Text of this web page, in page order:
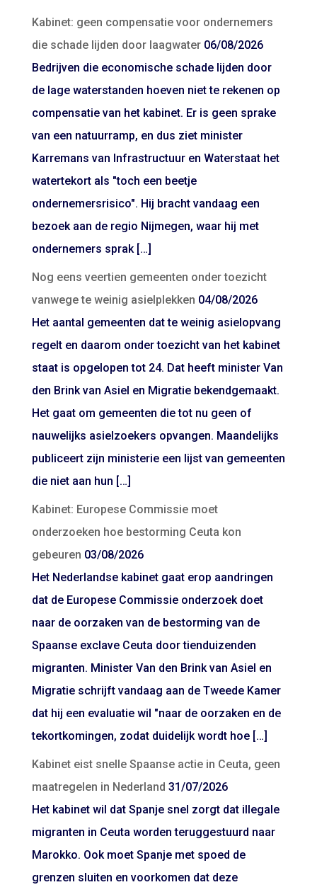
Kabinet: geen compensatie voor ondernemers
die schade lijden door laagwater 06/08/2026
Bedrijven die economische schade lijden door
de lage waterstanden hoeven niet te rekenen op
compensatie van het kabinet. Er is geen sprake
van een natuurramp, en dus ziet minister
Karremans van Infrastructuur en Waterstaat het
watertekort als "toch een beetje
ondernemersrisico". Hij bracht vandaag een
bezoek aan de regio Nijmegen, waar hij met
ondernemers sprak […]
Nog eens veertien gemeenten onder toezicht
vanwege te weinig asielplekken 04/08/2026
Het aantal gemeenten dat te weinig asielopvang
regelt en daarom onder toezicht van het kabinet
staat is opgelopen tot 24. Dat heeft minister Van
den Brink van Asiel en Migratie bekendgemaakt.
Het gaat om gemeenten die tot nu geen of
nauwelijks asielzoekers opvangen. Maandelijks
publiceert zijn ministerie een lijst van gemeenten
die niet aan hun […]
Kabinet: Europese Commissie moet
onderzoeken hoe bestorming Ceuta kon
gebeuren 03/08/2026
Het Nederlandse kabinet gaat erop aandringen
dat de Europese Commissie onderzoek doet
naar de oorzaken van de bestorming van de
Spaanse exclave Ceuta door tienduizenden
migranten. Minister Van den Brink van Asiel en
Migratie schrijft vandaag aan de Tweede Kamer
dat hij een evaluatie wil "naar de oorzaken en de
tekortkomingen, zodat duidelijk wordt hoe […]
Kabinet eist snelle Spaanse actie in Ceuta, geen
maatregelen in Nederland 31/07/2026
Het kabinet wil dat Spanje snel zorgt dat illegale
migranten in Ceuta worden teruggestuurd naar
Marokko. Ook moet Spanje met spoed de
grenzen sluiten en voorkomen dat deze